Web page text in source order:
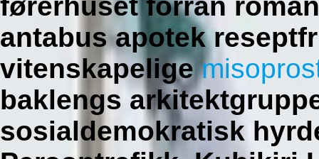
antabus apotek
vitenskapelige
baklengs
sosialdemokratisk